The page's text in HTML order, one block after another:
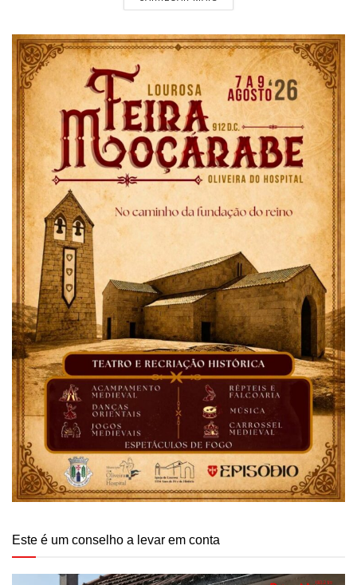
Este é um conselho a levar em conta